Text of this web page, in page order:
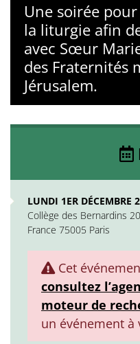
Une soirée
la liturgie afin
avec Sœur
des Fraternités
Jérusalem.
LUNDI 1ER DÉCEMBRE
Collège des Bernardins
France 75005 Paris
Cet
consultez
moteur de
un événement à